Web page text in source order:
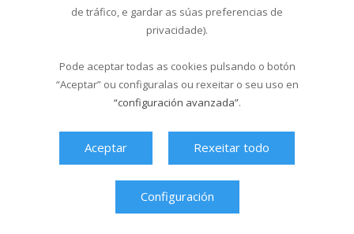
HORARIO DE LIGHT CONTACT NO
MULTIUSOS FONTES DO SAR
– xoves, de 19:30 a 21:00h.
HORARIO DE LIGHT CONTACT NO
COMPLEXO DEPORTIVO SANTA ISABEL
– martes, de 18:00 a 19:00h.(sala 3)
– venres, de 18:30 a 20:00h. (sala 1)
Noticias Relacionadas
de tráfico, e gardar as súas preferencias de
privacidade).
Pode aceptar todas as cookies pulsando o botón
“Aceptar” ou configuralas ou rexeitar o seu uso en
“configuración avanzada”.
Aceptar Rexeitar todo
Configuración